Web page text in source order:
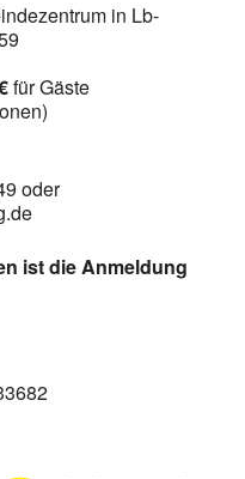
in Lb-
für Gäste
oder
ist die Anmeldung